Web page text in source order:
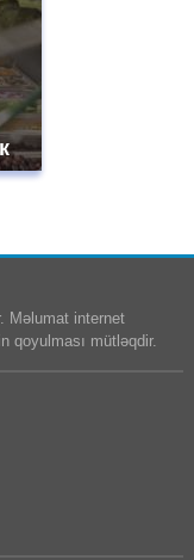
Məlumat internet
qoyulması mütləqdir.